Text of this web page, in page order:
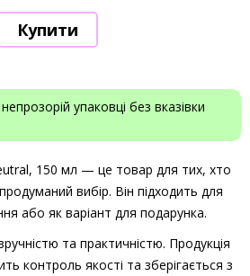
упаковці без вказівки
150 мл — це товар для тих, хто
вибір. Він підходить для
або як варіант для подарунка.
та практичністю. Продукція
контроль якості та зберігається з